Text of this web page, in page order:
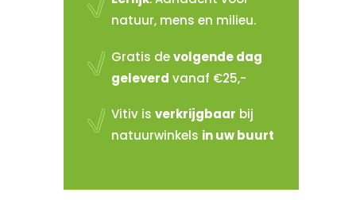
natuur, mens en milieu.
Gratis devolgende dag
geleverd vanaf €25,-
Vitiv is verkrijgbaar bij
natuurwinkels in uw buurt